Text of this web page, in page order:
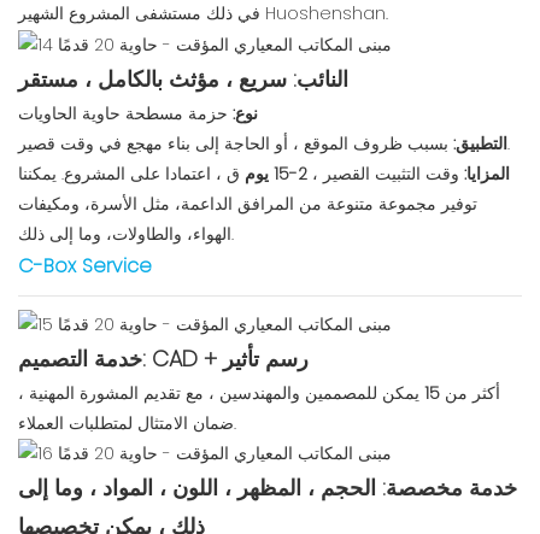
في ذلك مستشفى المشروع الشهير Huoshenshan.
النائب: سريع ، مؤثث بالكامل ، مستقر
نوع: حزمة مسطحة حاوية الحاويات
التطبيق:بسبب ظروف الموقع ، أو الحاجة إلى بناء مهجع في وقت قصير.
المزايا: وقت التثبيت القصير ، 2-15 يوم
ق ، اعتمادا على المشروع. يمكننا
توفير مجموعة متنوعة من المرافق الداعمة، مثل الأسرة، ومكيفات
الهواء، والطاولات، وما إلى ذلك.
C-Box Service
خدمة التصميم: CAD + رسم تأثير
أكثر من 15 يمكن للمصممين والمهندسين ، مع تقديم المشورة المهنية ،
ضمان الامتثال لمتطلبات العملاء.
خدمة مخصصة: الحجم ، المظهر ، اللون ، المواد ، وما إلى
ذلك ، يمكن تخصيصها